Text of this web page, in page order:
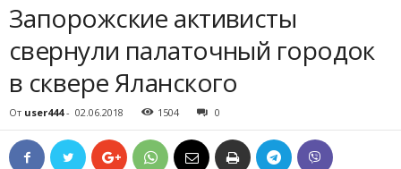
Запорожские активисты
свернули палаточный городок
в сквере Яланского
От user444- 02.06.2018 1504 0